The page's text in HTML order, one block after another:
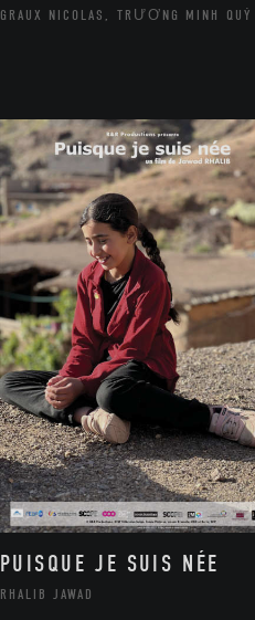
GRAUX NICOLAS, TRƯƠNG MINH QUÝ
PUISQUE JE SUIS NÉE
RHALIB JAWAD